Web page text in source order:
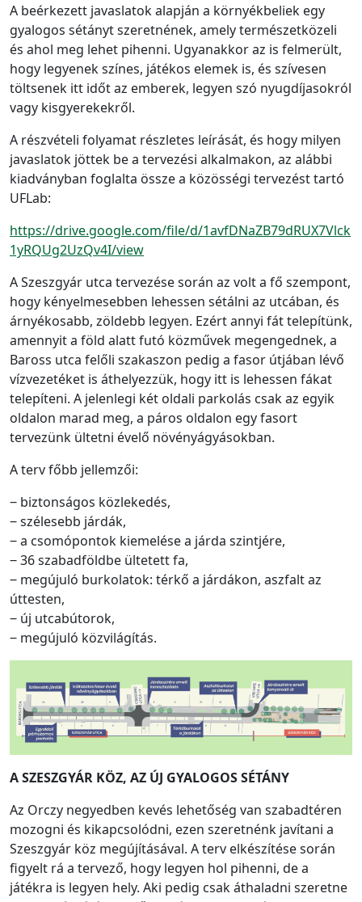
A beérkezett javaslatok alapján a környékbeliek egy
gyalogos sétányt szeretnének, amely természetközeli
és ahol meg lehet pihenni. Ugyanakkor az is felmerült,
hogy legyenek színes, játékos elemek is, és szívesen
töltsenek itt időt az emberek, legyen szó nyugdíjasokról
vagy kisgyerekekről.
A részvételi folyamat részletes leírását, és hogy milyen
javaslatok jöttek be a tervezési alkalmakon, az alábbi
kiadványban foglalta össze a közösségi tervezést tartó
UFLab:
https://drive.google.com/file/d/1avfDNaZB79dRUX7Vlck
1yRQUg2UzQv4I/view
A Szeszgyár utca tervezése során az volt a fő szempont,
hogy kényelmesebben lehessen sétálni az utcában, és
árnyékosabb, zöldebb legyen. Ezért annyi fát telepítünk,
amennyit a föld alatt futó közművek megengednek, a
Baross utca felőli szakaszon pedig a fasor útjában lévő
vízvezetéket is áthelyezzük, hogy itt is lehessen fákat
telepíteni. A jelenlegi két oldali parkolás csak az egyik
oldalon marad meg, a páros oldalon egy fasort
tervezünk ültetni évelő növényágyásokban.
A terv főbb jellemzői:
‒ biztonságos közlekedés,
‒ szélesebb járdák,
‒ a csomópontok kiemelése a járda szintjére,
‒ 36 szabadföldbe ültetett fa,
‒ megújuló burkolatok: térkő a járdákon, aszfalt az
úttesten,
‒ új utcabútorok,
‒ megújuló közvilágítás.
A SZESZGYÁR KÖZ, AZ ÚJ GYALOGOS SÉTÁNY
Az Orczy negyedben kevés lehetőség van szabadtéren
mozogni és kikapcsolódni, ezen szeretnénk javítani a
Szeszgyár köz megújításával. A terv elkészítése során
figyelt rá a tervező, hogy legyen hol pihenni, de a
játékra is legyen hely. Aki pedig csak áthaladni szeretne